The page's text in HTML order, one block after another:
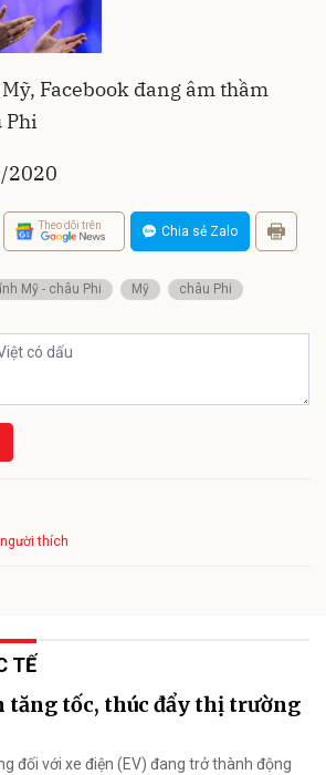
Facebook đang âm thầm
Phi
2020
Theo dõi trên Chia sẻ Zalo
Mỹ - châu Phi Mỹ châu Phi
thích
TẾ
tăng tốc, thúc đẩy thị trường
đối với xe điện (EV) đang trở thành động